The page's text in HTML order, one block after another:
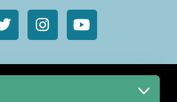
de cine y TV